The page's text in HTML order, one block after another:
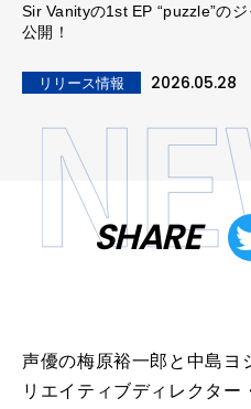
Sir Vanityの1st EP “puzzle”の
公開！
リリース情報 2026.05.28
SHARE
声優の梅原裕一郎と中島ヨ
リエイティブディレクタ